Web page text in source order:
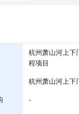
杭州萧山河上下
程项目
杭州萧山河上下
-